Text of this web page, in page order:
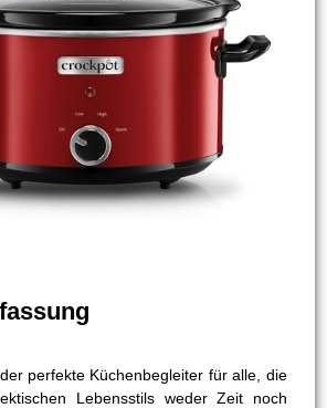
perfekte Küchenbegleiter für alle, die
Lebensstils weder Zeit noch